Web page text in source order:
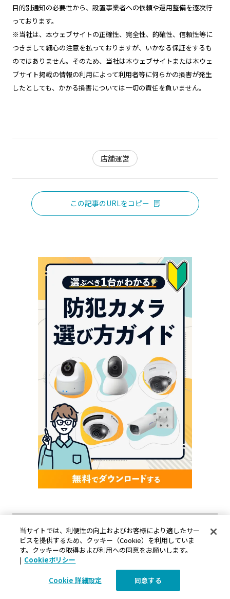
目的別通知の必要性から、設置事業者への依頼や運用整備を逐次行
っております。
※当社は、本ウェブサイトの正確性、完全性、的確性、信頼性等に
つきまして細心の注意を払っておりますが、いかなる保証をするも
のではありません。そのため、当社は本ウェブサイトまたは本ウェ
ブサイト掲載の情報の利用によって利用者等に何らかの損害が発生
したとしても、かかる損害については一切の責任を負いません。
店舗運営
この記事のURLをコピー
関連記事
店舗マーケティングとは？必要性や効果的な
施策を事例とともに紹介
2024-12-19
当サイトでは、利便性の向上およびお客様により適したサー
ビスを提供するため、クッキー（Cookie）を利用していま
す。クッキーの取得および利用への同意をお願いします。
| Cookieポリシー
Cookie 詳細設定 同意する